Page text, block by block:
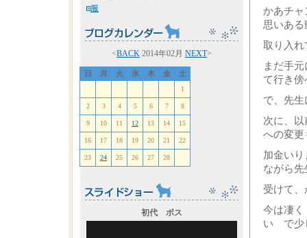
服
<BACK 2014年02月 NEXT>
日 月 火 水 木 金 土
1
2 3 4 5 6 7 8
9 10 11 12 13 14 15
16 17 18 19 20 21 22
23 24 25 26 27 28
初代 ボス
かあチ
思いある
取り入れ
まだ手
て行き傍
で、先
次に、
への変更
加金い
ながら
受けて
今は凄く
い で少